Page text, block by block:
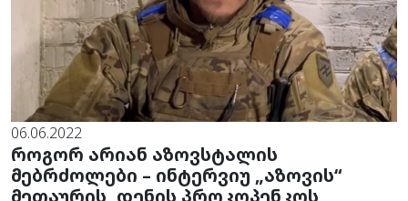
06.06.2022
როგორ არიან აზოვსტალის
მებრძოლები – ინტერვიუ „აზოვის“